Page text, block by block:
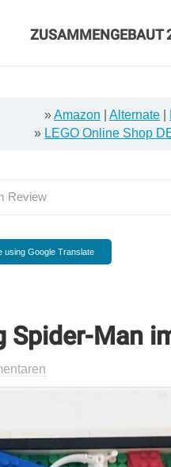
ZUSAMMENGEBAUT
»Amazon Alternate
» LEGO Online Shop
Review
using Google Translate
Spider-Man